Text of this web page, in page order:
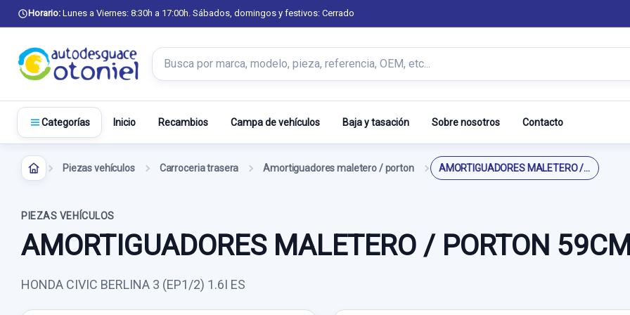
Horario: Lunes a Viernes: 8:30h a 17:00h. Sábados, domingos y festivos: Cerrado
Buscar productos
Categorías Inicio Recambios Campa de vehículos Baja y tasación Sobre nosotros Contacto
Piezas vehículos Carroceria trasera Amortiguadores maletero / porton AMORTIGUADORES MALETERO / PORTON 59CM
PIEZAS VEHÍCULOS
AMORTIGUADORES MALETERO / PORTON 59CM
HONDA CIVIC BERLINA 3 (EP1/2) 1.6I ES